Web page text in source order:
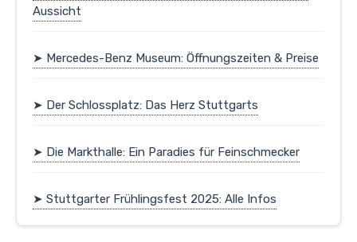
Aussicht
➤ Mercedes-Benz Museum: Öffnungszeiten & Preise
➤ Der Schlossplatz: Das Herz Stuttgarts
➤ Die Markthalle: Ein Paradies für Feinschmecker
➤ Stuttgarter Frühlingsfest 2025: Alle Infos